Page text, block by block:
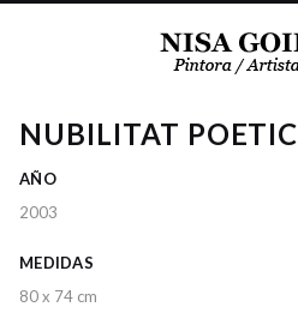
NUBILITAT POETIC
AÑO
2003
MEDIDAS
80 x 74 cm